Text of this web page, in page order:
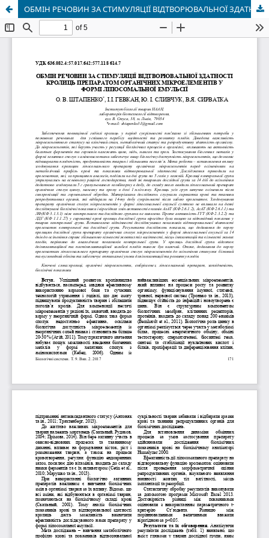
ОБМІН РЕЧОВИН ЗА СТИМУЛЯЦІЇ ВІДТВОРЮВАЛЬНОЇ ЗДАТНОСТІ КРОЛИЦЬ ПРЕПАРАТОМ ОРГАНІЧНИХ МІКРОЕЛЕМЕНТІВ У ФОРМІ ЛІПОСОМАЛЬНОЇ ЕМУЛЬСІЇ